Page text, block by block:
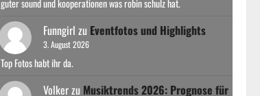
guter sound und kooperationen was robin schulz hat.
Funngirl zu Eventfotos und Highlights
3. August 2026
Top Fotos habt ihr da.
Volkerzu Musiktrends 2026: Prognose für